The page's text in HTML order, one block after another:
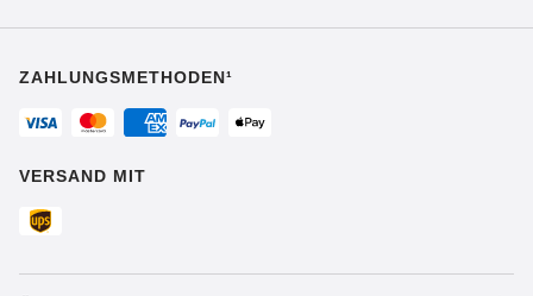
ZAHLUNGSMETHODEN¹
VERSAND MIT